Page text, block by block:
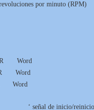
por minuto (RPM)
Word
Word
‘ señal de inicio/reinicio